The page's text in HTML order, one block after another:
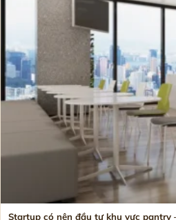
Startup có nên đầu tư khu vực pantry